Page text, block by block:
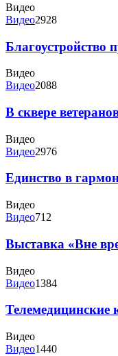
Видео
Видео2928
Благоустройство
Видео
Видео2088
В сквере
Видео
Видео2976
Единство в
Видео
Видео712
Выставка «Вне
Видео
Видео1384
Телемедицинские
Видео
Видео1440